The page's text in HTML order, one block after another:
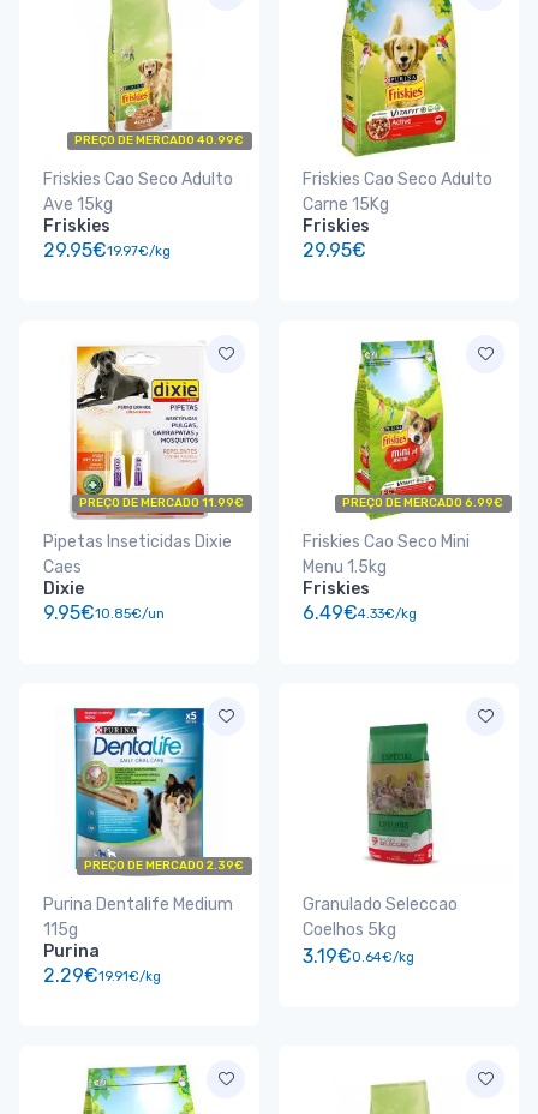
PREÇO DE MERCADO 40.99€
Friskies Cao Seco Adulto
Ave 15kg
Friskies
29.95€19.97€/kg
Friskies Cao Seco Adulto
Carne 15Kg
Friskies
29.95€
PREÇO DE MERCADO 11.99€
Pipetas Inseticidas Dixie
Caes
Dixie
9.95€10.85€/un
PREÇO DE MERCADO 6.99€
Friskies Cao Seco Mini
Menu 1.5kg
Friskies
6.49€4.33€/kg
PREÇO DE MERCADO 2.39€
Purina Dentalife Medium
115g
Purina
2.29€19.91€/kg
Granulado Seleccao
Coelhos 5kg
3.19€0.64€/kg